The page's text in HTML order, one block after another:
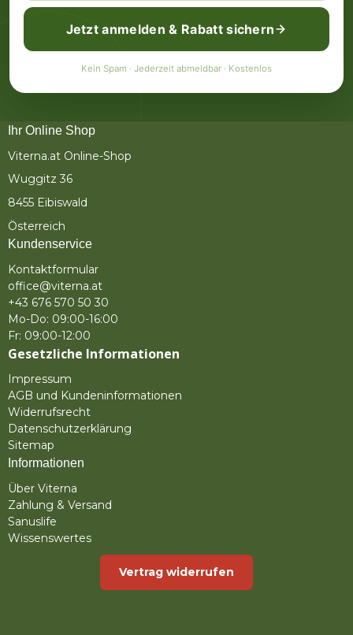
Jetzt anmelden & Rabatt sichern
Kein Spam · Jederzeit abmeldbar · Kostenlos
Ihr Online Shop
Viterna.at Online-Shop
Wuggitz 36
8455 Eibiswald
Österreich
Kundenservice
Kontaktformular
office@viterna.at
+43 676 570 50 30
Mo-Do: 09:00-16:00
Fr: 09:00-12:00
Gesetzliche Informationen
Impressum
AGB und Kundeninformationen
Widerrufsrecht
Datenschutzerklärung
Sitemap
Informationen
Über Viterna
Zahlung & Versand
Sanuslife
Wissenswertes
Vertrag widerrufen